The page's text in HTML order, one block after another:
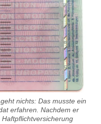
nichts: Das musste ein
erfahren. Nachdem er